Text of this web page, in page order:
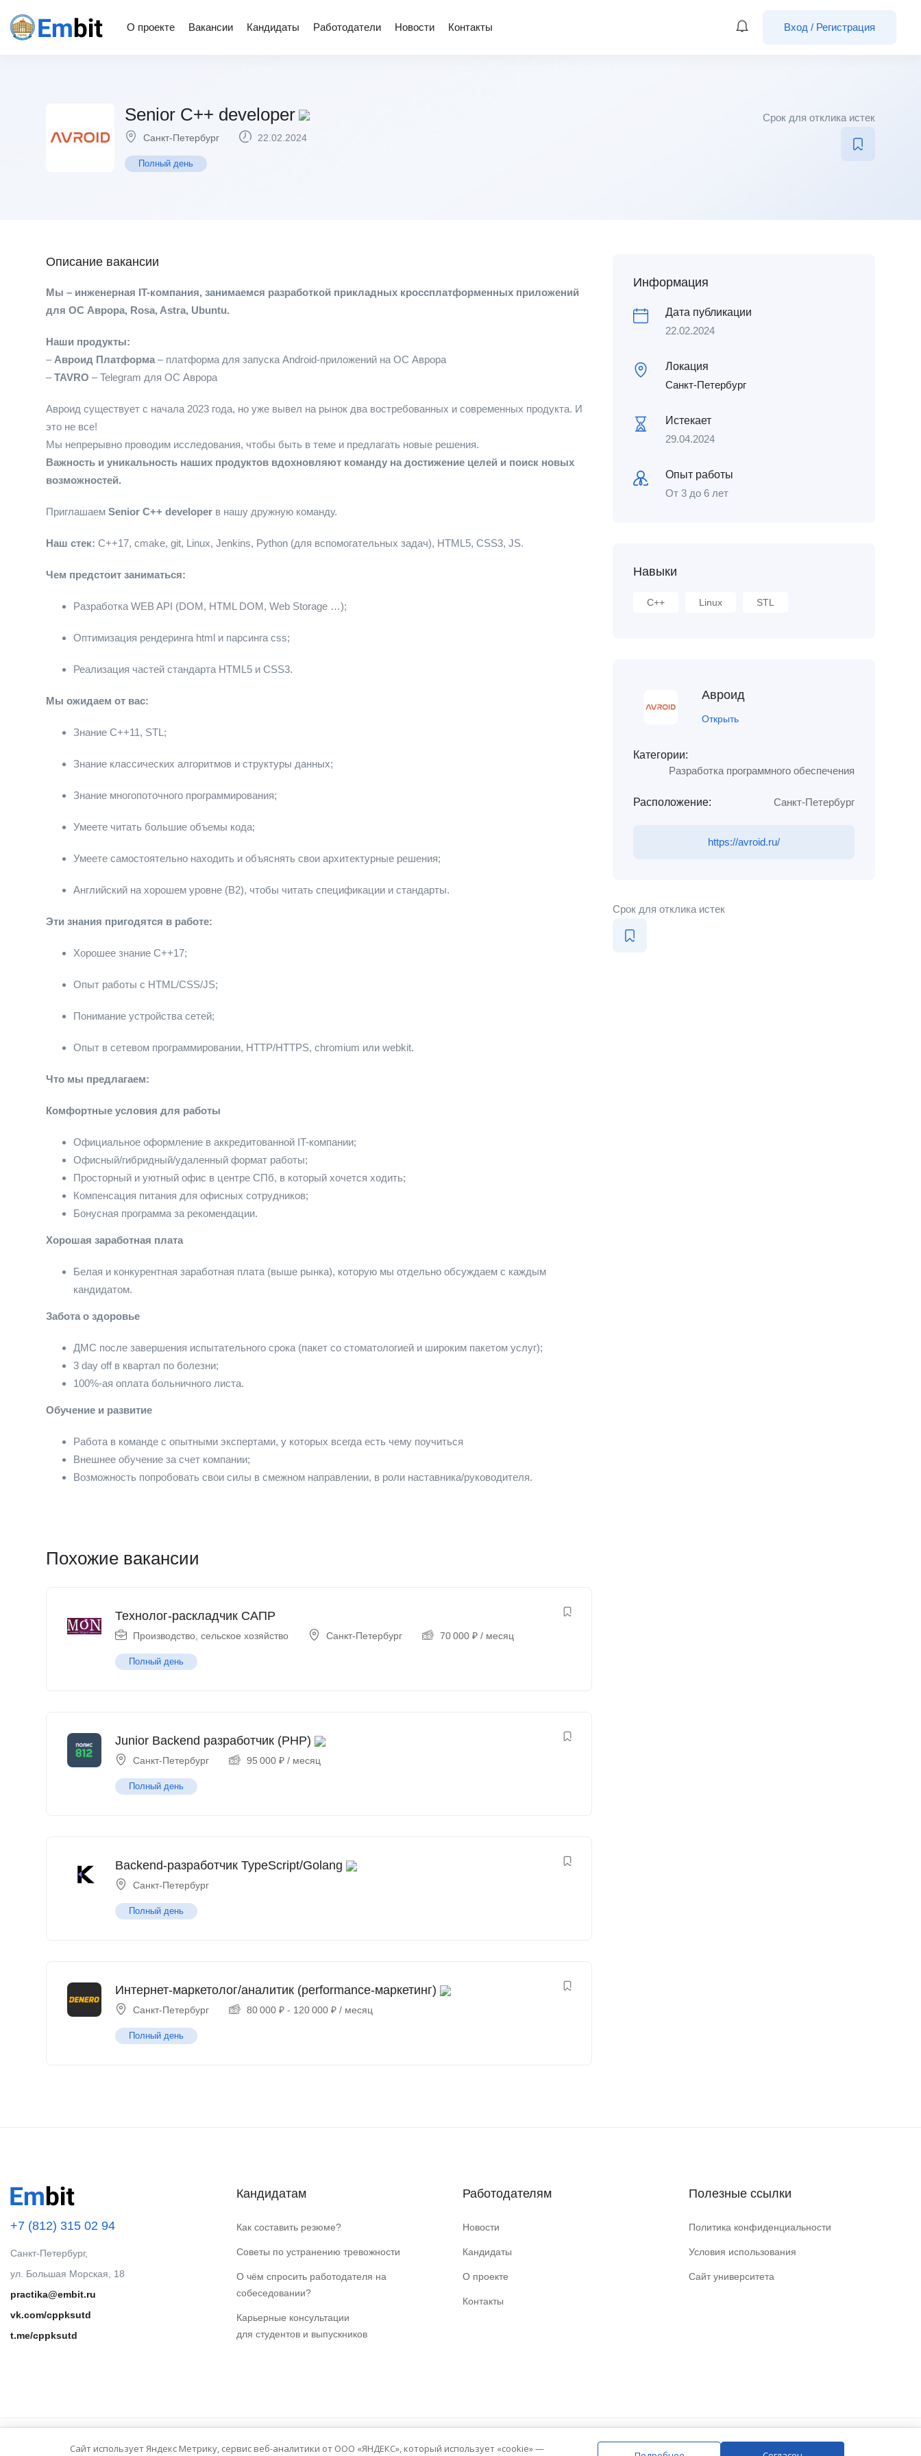
О проекте Вакансии Кандидаты Работодатели Новости Контакты Вход / Регистрация
Senior C++ developer
Санкт-Петербург 22.02.2024
Полный день
Срок для отклика истек
Описание вакансии
Мы – инженерная IT-компания, занимаемся разработкой прикладных кроссплатформенных приложений
для ОС Аврора, Rosa, Astra, Ubuntu.
Наши продукты:
– Авроид Платформа – платформа для запуска Android-приложений на ОС Аврора
–TAVRO – Telegram для ОС Аврора
Авроид существует с начала 2023 года, но уже вывел на рынок два востребованных и современных продукта. И
это не все!
Мы непрерывно проводим исследования, чтобы быть в теме и предлагать новые решения.
Важность и уникальность наших продуктов вдохновляют команду на достижение целей и поиск новых
возможностей.
Приглашаем Senior C++ developer в нашу дружную команду.
Наш стек: C++17, cmake, git, Linux, Jenkins, Python (для вспомогательных задач), HTML5, CSS3, JS.
Чем предстоит заниматься:
Разработка WEB API (DOM, HTML DOM, Web Storage …);
Оптимизация рендеринга html и парсинга css;
Реализация частей стандарта HTML5 и CSS3.
Мы ожидаем от вас:
Знание С++11, STL;
Знание классических алгоритмов и структуры данных;
Знание многопоточного программирования;
Умеете читать большие объемы кода;
Умеете самостоятельно находить и объяснять свои архитектурные решения;
Английский на хорошем уровне (B2), чтобы читать спецификации и стандарты.
Эти знания пригодятся в работе:
Хорошее знание С++17;
Опыт работы с HTML/CSS/JS;
Понимание устройства сетей;
Опыт в сетевом программировании, HTTP/HTTPS, chromium или webkit.
Что мы предлагаем:
Комфортные условия для работы
Официальное оформление в аккредитованной IT-компании;
Офисный/гибридный/удаленный формат работы;
Просторный и уютный офис в центре СПб, в который хочется ходить;
Компенсация питания для офисных сотрудников;
Бонусная программа за рекомендации.
Хорошая заработная плата
Белая и конкурентная заработная плата (выше рынка), которую мы отдельно обсуждаем с каждым
кандидатом.
Забота о здоровье
ДМС после завершения испытательного срока (пакет со стоматологией и широким пакетом услуг);
3 day off в квартал по болезни;
100%-ая оплата больничного листа.
Обучение и развитие
Работа в команде с опытными экспертами, у которых всегда есть чему поучиться
Внешнее обучение за счет компании;
Возможность попробовать свои силы в смежном направлении, в роли наставника/руководителя.
Похожие вакансии
Технолог-раскладчик САПР
Производство, сельское хозяйство Санкт-Петербург 70 000 ₽ / месяц
Полный день
Junior Backend разработчик (PHP)
Санкт-Петербург 95 000 ₽ / месяц
Полный день
Backend-разработчик TypeScript/Golang
Санкт-Петербург
Полный день
Интернет-маркетолог/аналитик (performance-маркетинг)
Санкт-Петербург 80 000 ₽ - 120 000 ₽ / месяц
Полный день
Информация
Дата публикации
22.02.2024
Локация
Санкт-Петербург
Истекает
29.04.2024
Опыт работы
От 3 до 6 лет
Навыки
C++ Linux STL
Авроид
Открыть
Категории:
Разработка программного обеспечения
Расположение: Санкт-Петербург
https://avroid.ru/
Срок для отклика истек
+7 (812) 315 02 94
Санкт-Петербург,
ул. Большая Морская, 18
practika@embit.ru
vk.com/cppksutd
t.me/cppksutd
Кандидатам
Как составить резюме?
Советы по устранению тревожности
О чём спросить работодателя на
собеседовании?
Карьерные консультации
для студентов и выпускников
Работодателям
Новости
Кандидаты
О проекте
Контакты
Полезные ссылки
Политика конфиденциальности
Условия использования
Сайт университета
© 2025 Embit. Все права защищены.
Сайт использует Яндекс Метрику, сервис веб-аналитики от ООО «ЯНДЕКС», который использует «cookie» —